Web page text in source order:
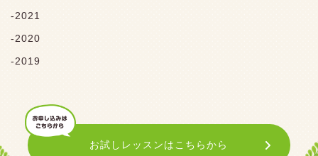
2021
2020
2019
お試しレッスンはこちらから